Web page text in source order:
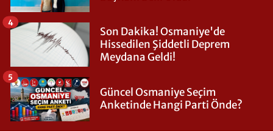
Son Dakika! Osmaniye'de
Hissedilen Şiddetli Deprem
Meydana Geldi!
4
Güncel Osmaniye Seçim
Anketinde Hangi Parti Önde?
5